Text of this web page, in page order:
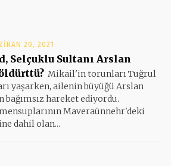
20, 2021
Selçuklu Sultanı Arslan
Mikail'in torunları Tuğrul
yaşarken, ailenin büyüğü Arslan
bağımsız hareket ediyordu.
Maveraünnehr'deki
dahil olan...